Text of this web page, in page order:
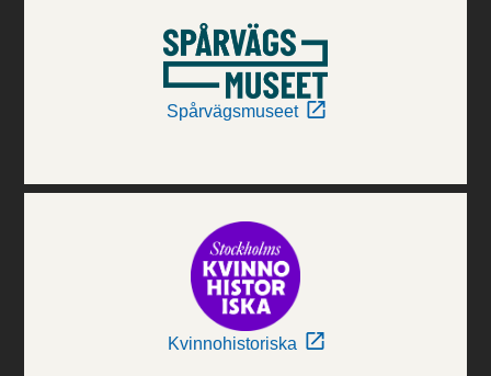
Spårvägsmuseet
Kvinnohistoriska